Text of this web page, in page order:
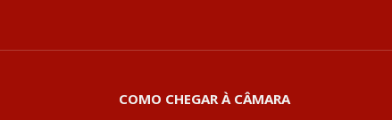
COMO CHEGAR À CÂMARA